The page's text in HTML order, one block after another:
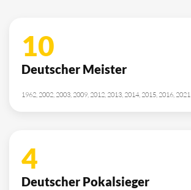
10
Deutscher Meister
1962, 2002, 2003, 2009, 2012, 2013, 2014, 2015, 2016, 2021
4
Deutscher Pokalsieger